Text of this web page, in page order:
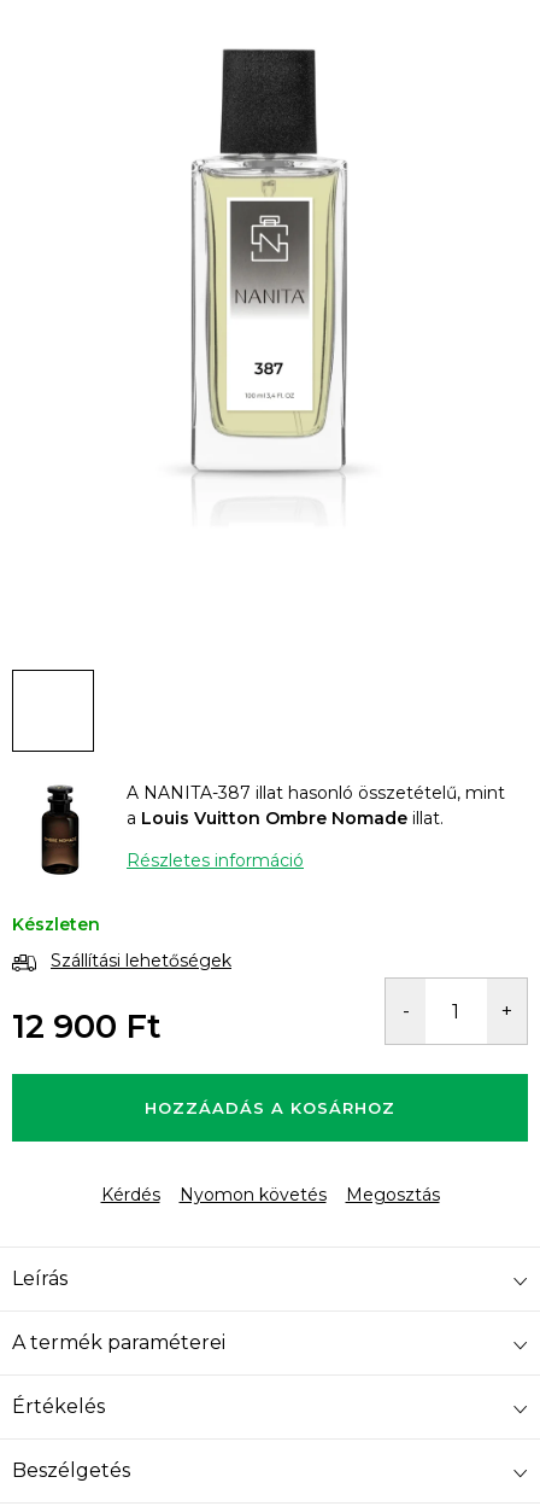
A NANITA-387 illat hasonló összetételű, mint
a Louis Vuitton Ombre Nomade illat.
Részletes információ
Készleten
Szállítási lehetőségek
12 900 Ft
HOZZÁADÁS A KOSÁRHOZ
Kérdés Nyomon követés Megosztás
Leírás
A termék paraméterei
Értékelés
Beszélgetés